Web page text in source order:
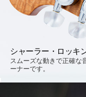
シャーラー・ロッキ
スムーズな動きで正確な
ーナーです。